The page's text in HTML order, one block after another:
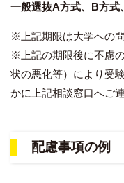
一般選抜A方式、B方
※上記期限は大学への
※上記の期限後に不慮
状の悪化等）により受
かに上記相談窓口へご
配慮事項の例